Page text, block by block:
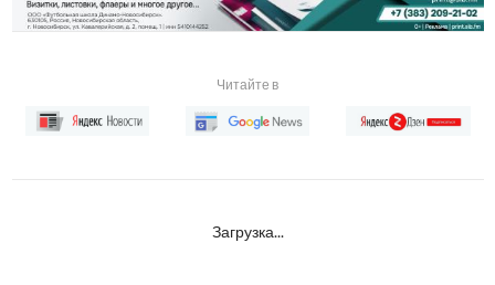
Читайте в
Загрузка...